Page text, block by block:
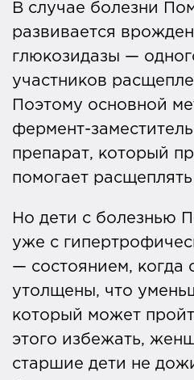
В случае болезни
развивается
глюкозидазы —
участников
Поэтому основной
фермент-
препарат, который
помогает расщеплять
Но дети с болезнью
уже с
— состоянием, когда
утолщены, что
который может
этого избежать,
старшие дети не